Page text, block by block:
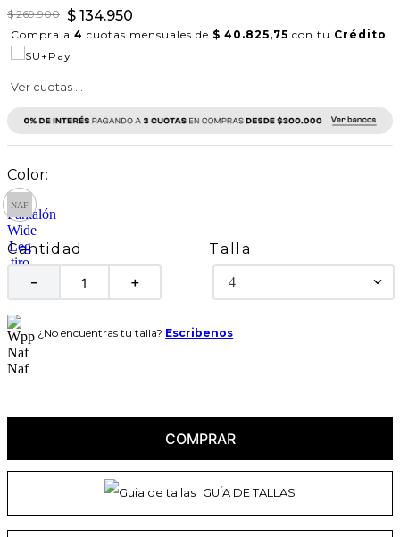
$ 269.900 $ 134.950
Compra a 4 cuotas mensuales de $ 40.825,75 con tu Crédito
Ver cuotas ...
Cantidad
＋
－
Talla
4
¿No encuentras tu talla? Escribenos
COMPRAR
GUÍA DE TALLAS